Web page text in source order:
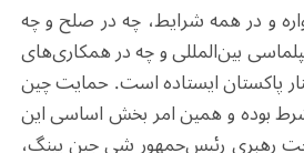
و در همه شرایط، چه در صلح و چه
بین‌المللی و چه در همکاری‌های
پاکستان ایستاده است. حمایت چین
بوده و همین امر بخش اساسی این
رهبری رئیس‌جمهور شی جین پینگ،